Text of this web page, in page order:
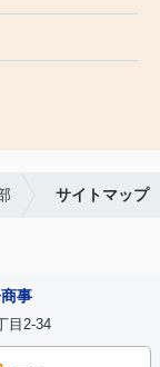
サイトマップ
事
目2-34